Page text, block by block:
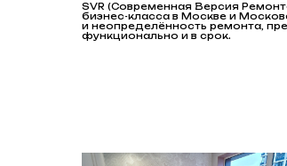
SVR (Современная Версия
бизнес-класса в Москве и
и неопределённость ремонта,
функционально и в срок.